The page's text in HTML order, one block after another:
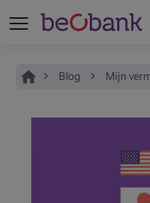
Je bent hier:
Home Blog Mijn